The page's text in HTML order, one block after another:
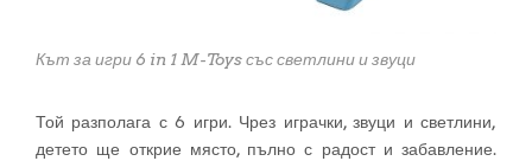
Кът за игри 6 in 1 M-Toys със светлини и звуци
Той разполага с 6 игри. Чрез играчки, звуци и светлини,
детето ще открие място, пълно с радост и забавление.